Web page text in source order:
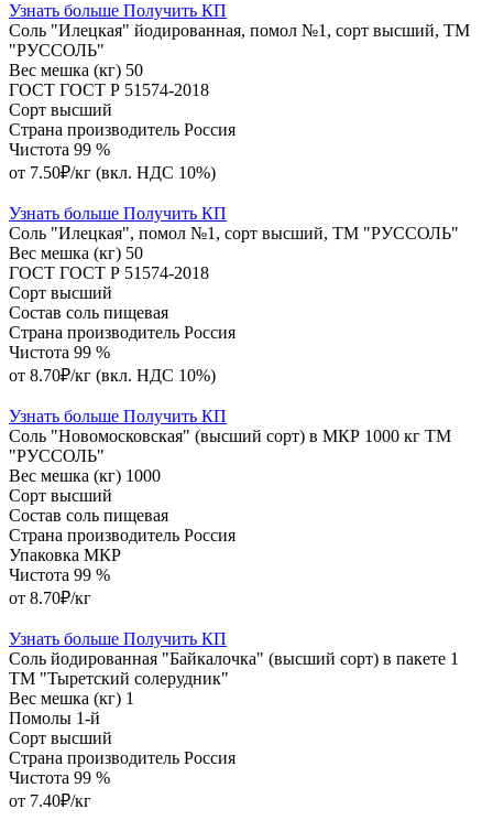
Узнать больше Получить КП
Соль "Илецкая" йодированная, помол №1, сорт высший, ТМ
"РУССОЛЬ"
Вес мешка (кг) 50
ГОСТ ГОСТ Р 51574-2018
Сорт высший
Страна производитель Россия
Чистота 99 %
от 7.50₽/кг (вкл. НДС 10%)
Узнать больше Получить КП
Соль "Илецкая", помол №1, сорт высший, ТМ "РУССОЛЬ"
Вес мешка (кг) 50
ГОСТ ГОСТ Р 51574-2018
Сорт высший
Состав соль пищевая
Страна производитель Россия
Чистота 99 %
от 8.70₽/кг (вкл. НДС 10%)
Узнать больше Получить КП
Соль "Новомосковская" (высший сорт) в МКР 1000 кг ТМ
"РУССОЛЬ"
Вес мешка (кг) 1000
Сорт высший
Состав соль пищевая
Страна производитель Россия
Упаковка МКР
Чистота 99 %
от 8.70₽/кг
Узнать больше Получить КП
Соль йодированная "Байкалочка" (высший сорт) в пакете 1
ТМ "Тыретский солерудник"
Вес мешка (кг) 1
Помолы 1-й
Сорт высший
Страна производитель Россия
Чистота 99 %
от 7.40₽/кг